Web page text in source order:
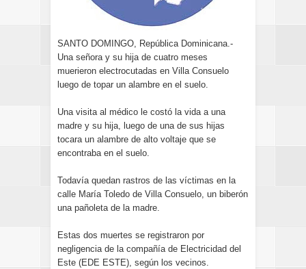
SANTO DOMINGO, República Dominicana.-
Una señora y su hija de cuatro meses
muerieron electrocutadas en Villa Consuelo
luego de topar un alambre en el suelo.
Una visita al médico le costó la vida a una
madre y su hija, luego de una de sus hijas
tocara un alambre de alto voltaje que se
encontraba en el suelo.
Todavía quedan rastros de las víctimas en la
calle María Toledo de Villa Consuelo, un biberón
una pañoleta de la madre.
Estas dos muertes se registraron por
negligencia de la compañía de Electricidad del
Este (EDE ESTE), según los vecinos.